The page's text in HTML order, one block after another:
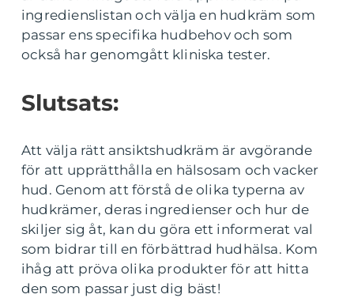
ingredienslistan och välja en hudkräm som
passar ens specifika hudbehov och som
också har genomgått kliniska tester.
Slutsats:
Att välja rätt ansiktshudkräm är avgörande
för att upprätthålla en hälsosam och vacker
hud. Genom att förstå de olika typerna av
hudkrämer, deras ingredienser och hur de
skiljer sig åt, kan du göra ett informerat val
som bidrar till en förbättrad hudhälsa. Kom
ihåg att pröva olika produkter för att hitta
den som passar just dig bäst!